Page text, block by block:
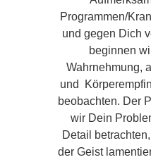
Programmen/
und gegen Dich
beginnen
Wahrnehmung,
und
beobachten. Der
wir Dein
Detail
der Geist